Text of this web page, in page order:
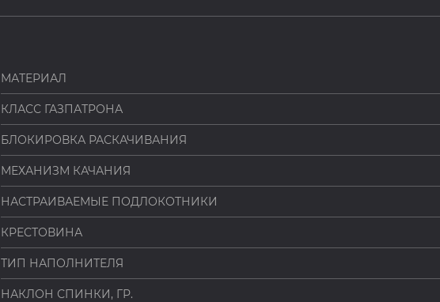
МАТЕРИАЛ
КЛАСС ГАЗПАТРОНА
БЛОКИРОВКА РАСКАЧИВАНИЯ
МЕХАНИЗМ КАЧАНИЯ
НАСТРАИВАЕМЫЕ ПОДЛОКОТНИКИ
КРЕСТОВИНА
ТИП НАПОЛНИТЕЛЯ
НАКЛОН СПИНКИ, ГР.